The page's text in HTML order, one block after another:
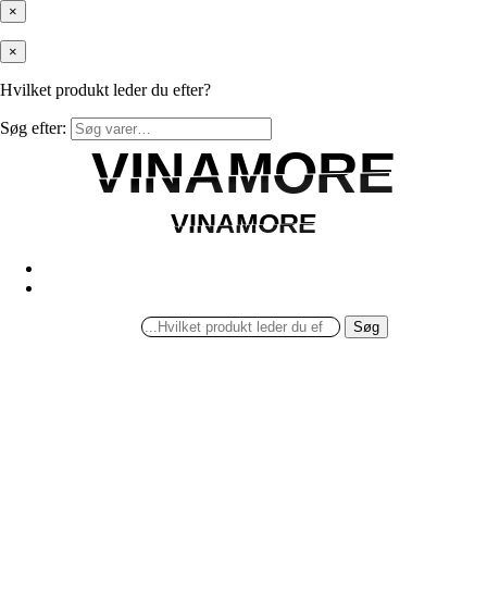
×
×
Hvilket produkt leder du efter?
Søg efter:
VINAMORE
VINAMORE
VINAMORE
VINAMORE
Søg